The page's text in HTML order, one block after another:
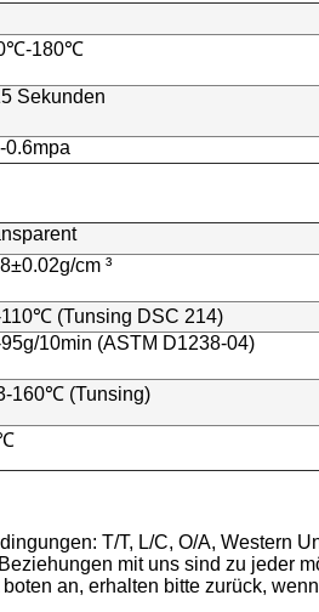
180℃
Sekunden
0.6mpa
cm ³
(Tunsing DSC 214)
10min (ASTM D1238-04)
160℃ (Tunsing)
T/T, L/C, O/A, Western
mit uns sind zu jeder
an, erhalten bitte zurück,